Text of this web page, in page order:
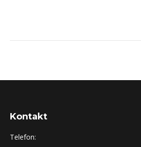
Kontakt
Telefon: